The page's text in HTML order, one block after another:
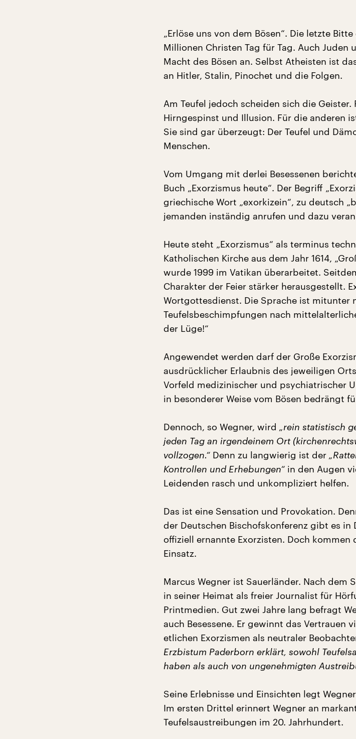
„Erlöse uns von dem Bösen“. Die letzte
Millionen Christen Tag für Tag. Auch Juden
Macht des Bösen an. Selbst Atheisten ist
an Hitler, Stalin, Pinochet und die Folgen.
Am Teufel jedoch scheiden sich die Geister.
Hirngespinst und Illusion. Für die anderen
Sie sind gar überzeugt: Der Teufel und
Menschen.
Vom Umgang mit derlei Besessenen
Buch „Exorzismus heute“. Der Begriff
griechische Wort „exorkizein“, zu deutsch
jemanden inständig anrufen und dazu
Heute steht „Exorzismus“ als terminus
Katholischen Kirche aus dem Jahr 1614,
wurde 1999 im Vatikan überarbeitet.
Charakter der Feier stärker herausgestellt.
Wortgottesdienst. Die Sprache ist mitunter
Teufelsbeschimpfungen nach
der Lüge!“
Angewendet werden darf der Große
ausdrücklicher Erlaubnis des jeweiligen
Vorfeld medizinischer und psychiatrischer
in besonderer Weise vom Bösen bedrängt
Dennoch, so Wegner, wird „rein statistisch
jeden Tag an irgendeinem Ort
vollzogen.“ Denn zu langwierig ist der
Kontrollen und Erhebungen“ in den Augen
Leidenden rasch und unkompliziert helfen.
Das ist eine Sensation und Provokation.
der Deutschen Bischofskonferenz gibt es in
offiziell ernannte Exorzisten. Doch kommen
Einsatz.
Marcus Wegner ist Sauerländer. Nach dem
in seiner Heimat als freier Journalist für
Printmedien. Gut zwei Jahre lang befragt
auch Besessene. Er gewinnt das Vertrauen
etlichen Exorzismen als neutraler
Erzbistum Paderborn erklärt, sowohl
haben als auch von ungenehmigten
Seine Erlebnisse und Einsichten legt
Im ersten Drittel erinnert Wegner an
Teufelsaustreibungen im 20. Jahrhundert.